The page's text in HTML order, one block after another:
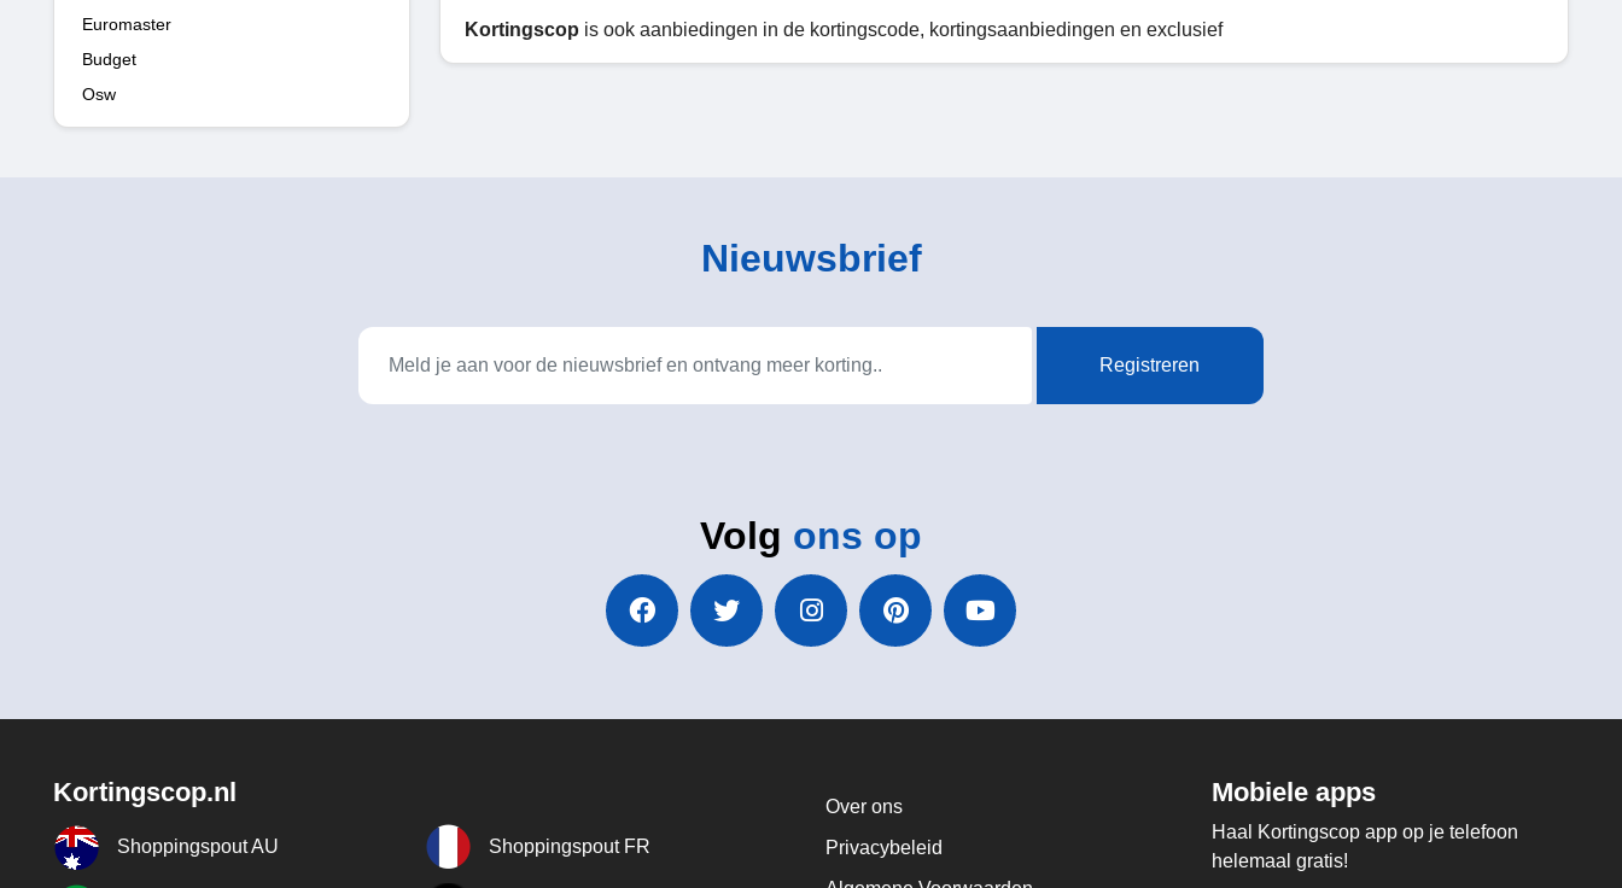
Euromaster
Budget
Osw
Kortingscop is ook aanbiedingen in de kortingscode, kortingsaanbiedingen en exclusief
Nieuwsbrief
Registreren
Volg ons op
Kortingscop.nl
Shoppingspout AU Shoppingspout FR
Over ons
Privacybeleid
Mobiele apps
Haal Kortingscop app op je telefoon
helemaal gratis!